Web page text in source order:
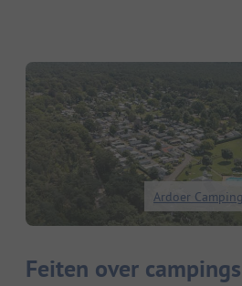
Ardoer
Feiten over campings